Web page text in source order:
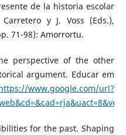
de la historia escolar
y J. Voss (Eds.),
71-98): Amorrortu.
perspective of the other
argument. Educar em
www.google.com/url?
for the past. Shaping